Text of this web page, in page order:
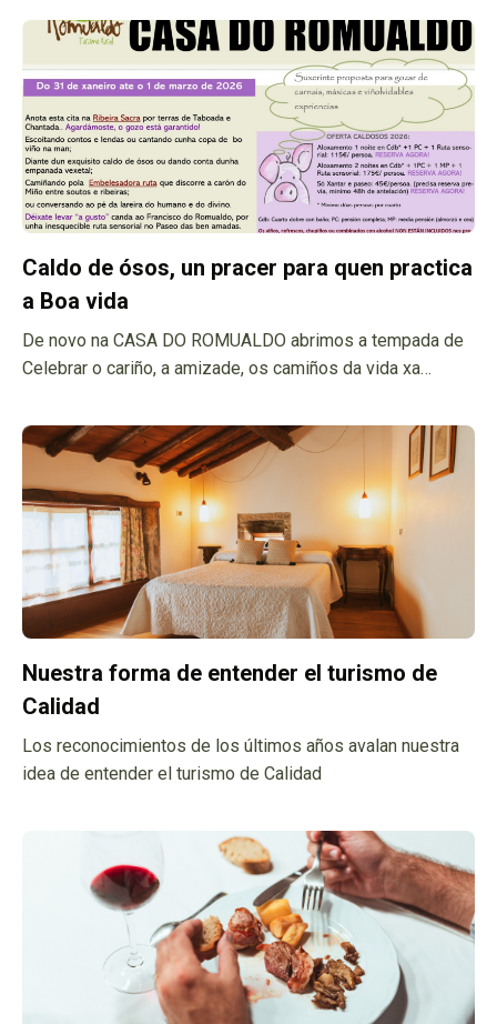
Caldo de ósos, un pracer para quen practica
a Boa vida
De novo na CASA DO ROMUALDO abrimos a tempada de
Celebrar o cariño, a amizade, os camiños da vida xa
son de culler e de coller ... os ósos coas mans e
saborealos canda a persoas que ben queres, un bo xeito é
quedar para vir degustar o caldo de ósos canda outros
saborosos manxares e viñolvidables caldos da nosa terra.
Nuestra forma de entender el turismo de
Calidad
Los reconocimientos de los últimos años avalan nuestra
idea de entender el turismo de Calidad